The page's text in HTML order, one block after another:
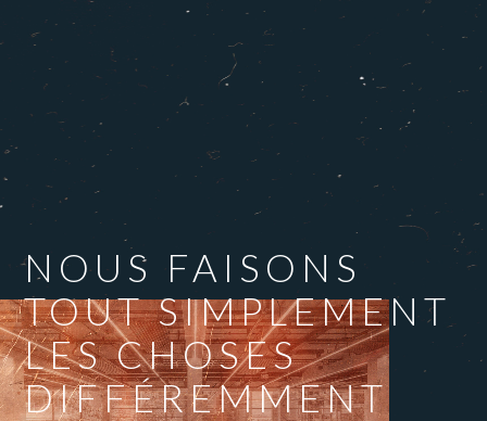
NOUS FAISONS
TOUT SIMPLEMENT
LES CHOSES
DIFFÉREMMENT